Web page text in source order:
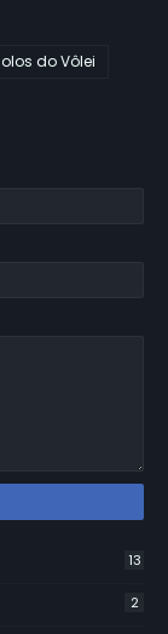
do Vôlei
13
2